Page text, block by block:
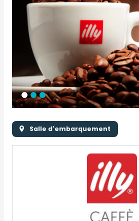
Salle d'embarquement
Logo
Logo